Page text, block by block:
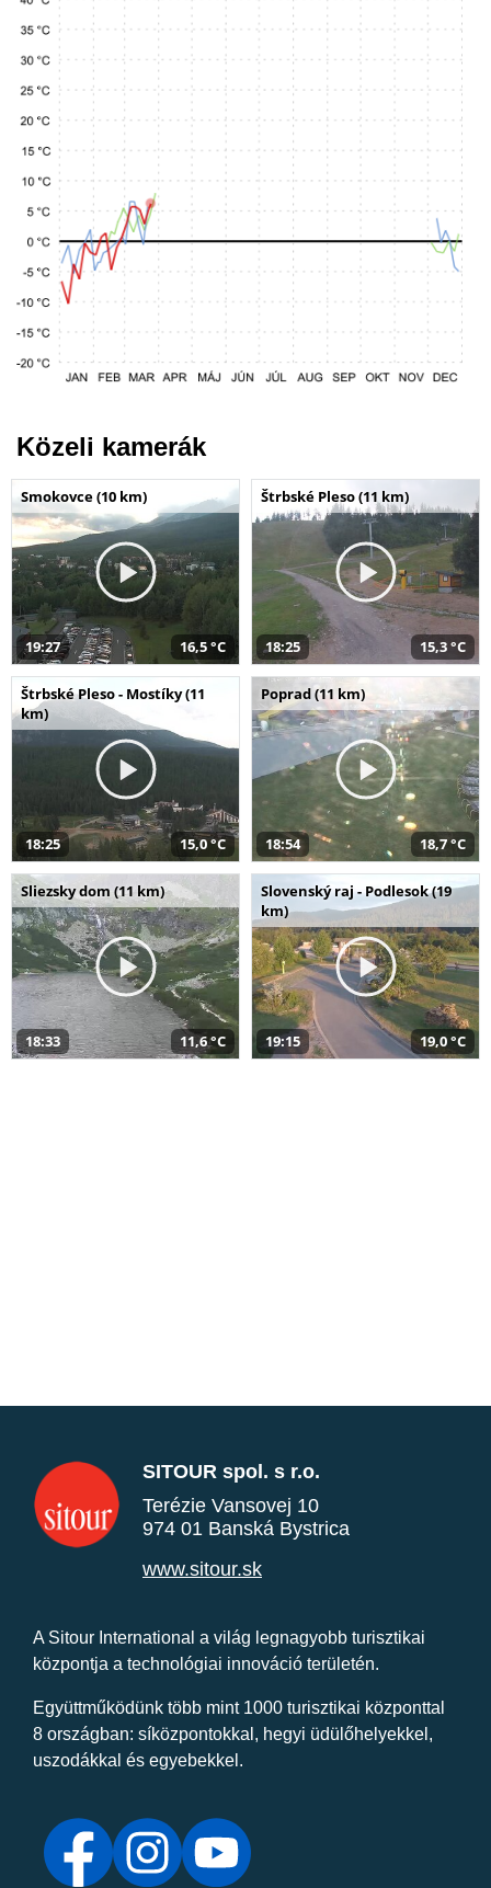
Közeli kamerák
Smokovce (10 km)
19:27 16,5 °C
Štrbské Pleso (11 km)
18:25 15,3 °C
Štrbské Pleso - Mostíky (11
km)
18:25 15,0 °C
Poprad (11 km)
18:54 18,7 °C
Sliezsky dom (11 km)
18:33 11,6 °C
Slovenský raj - Podlesok (19
km)
19:15 19,0 °C
SITOUR spol. s r.o.
Terézie Vansovej 10
974 01 Banská Bystrica
www.sitour.sk
A Sitour International a világ legnagyobb turisztikai
központja a technológiai innováció területén.
Együttműködünk több mint 1000 turisztikai központtal
8 országban: síközpontokkal, hegyi üdülőhelyekkel,
uszodákkal és egyebekkel.